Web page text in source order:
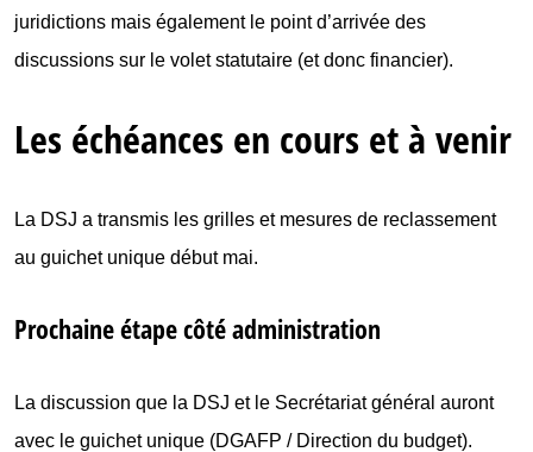
juridictions mais également le point d’arrivée des
discussions sur le volet statutaire (et donc financier).
Les échéances en cours et à venir
La DSJ a transmis les grilles et mesures de reclassement
au guichet unique début mai.
Prochaine étape côté administration
La discussion que la DSJ et le Secrétariat général auront
avec le guichet unique (DGAFP / Direction du budget).